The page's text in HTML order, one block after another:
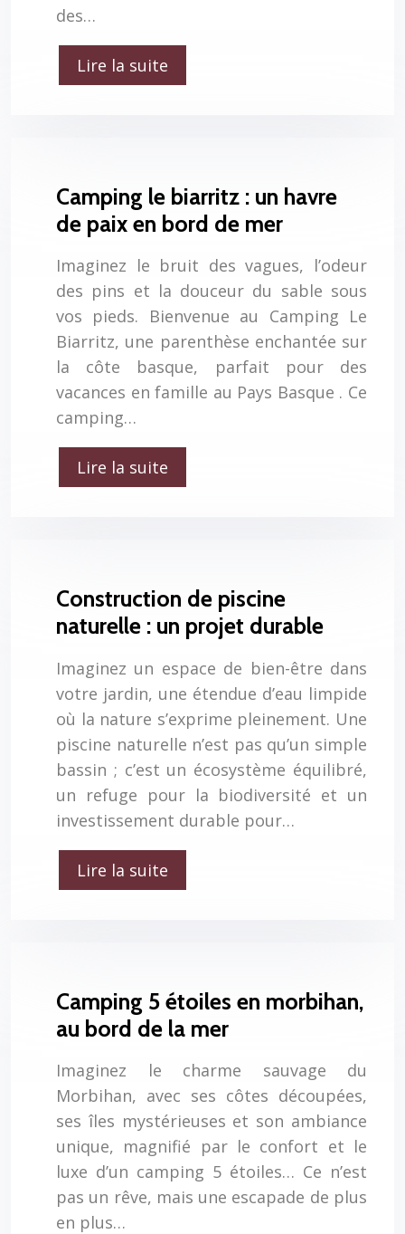
des…
Lire la suite
Camping le biarritz : un havre
de paix en bord de mer
Imaginez le bruit des vagues, l’odeur
des pins et la douceur du sable sous
vos pieds. Bienvenue au Camping Le
Biarritz, une parenthèse enchantée sur
la côte basque, parfait pour des
vacances en famille au Pays Basque . Ce
camping…
Lire la suite
Construction de piscine
naturelle : un projet durable
Imaginez un espace de bien-être dans
votre jardin, une étendue d’eau limpide
où la nature s’exprime pleinement. Une
piscine naturelle n’est pas qu’un simple
bassin ; c’est un écosystème équilibré,
un refuge pour la biodiversité et un
investissement durable pour…
Lire la suite
Camping 5 étoiles en morbihan,
au bord de la mer
Imaginez le charme sauvage du
Morbihan, avec ses côtes découpées,
ses îles mystérieuses et son ambiance
unique, magnifié par le confort et le
luxe d’un camping 5 étoiles… Ce n’est
pas un rêve, mais une escapade de plus
en plus…